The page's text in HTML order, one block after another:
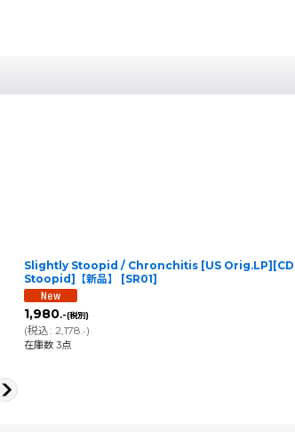
Slightly Stoopid / Chronchitis [US Orig.LP][CD |
Stoopid]【新品】
[SR01]
1,980.-(税別)
(税込: 2,178.-)
在庫数 3点